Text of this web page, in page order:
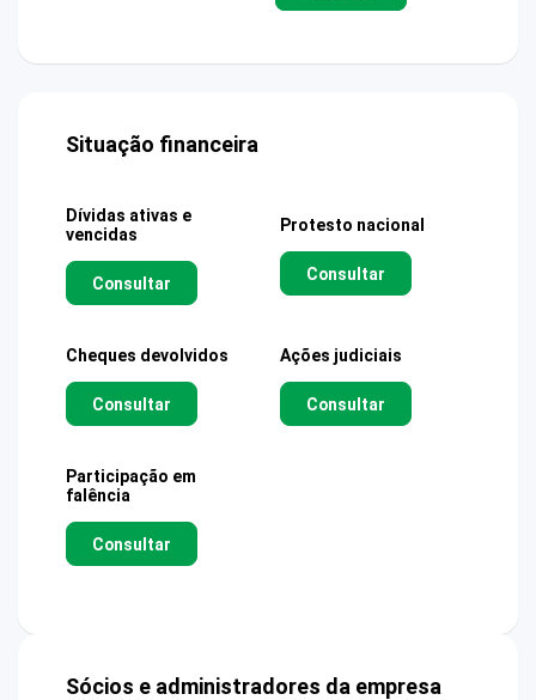
Situação financeira
Dívidas ativas e
vencidas
Consultar
Protesto nacional
Consultar
Cheques devolvidos
Consultar
Ações judiciais
Consultar
Participação em
falência
Consultar
Sócios e administradores da empresa